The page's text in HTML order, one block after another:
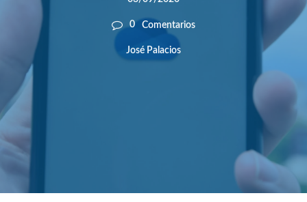
0 Comentarios
José Palacios